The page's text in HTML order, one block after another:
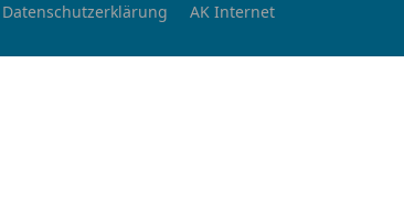
Datenschutzerklärung AK Internet